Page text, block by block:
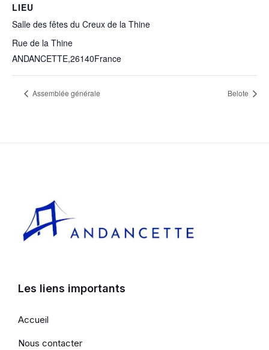
LIEU
Salle des fêtes du Creux de la Thine
Rue de la Thine
ANDANCETTE,26140France
Assemblée générale Belote
Les liens importants
Accueil
Nous contacter